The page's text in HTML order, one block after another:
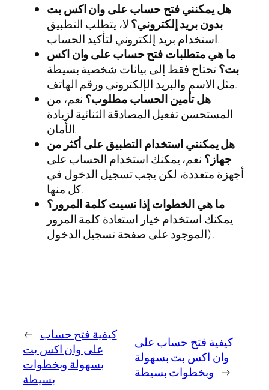
هل يمكنني فتح حساب على وان اكس بت
بدون بريد إلكتروني؟ لا، يتطلب التطبيق
استخدام بريد إلكتروني لتأكيد الحساب.
ما هي متطلبات فتح حساب على وان اكس
بت؟تحتاج فقط إلى بيانات شخصية بسيطة
مثل الاسم والبريد الإلكتروني ورقم الهاتف.
هل تأمين الحساب مطلوب؟ نعم، من
المستحسن تفعيل المصادقة الثنائية لزيادة
الأمان.
هل يمكنني استخدام التطبيق على أكثر من
جهاز؟ نعم، يمكنك استخدام الحساب على
أجهزة متعددة، لكن يجب تسجيل الدخول في
كل منها.
ما هي الخطوات إذا نسيت كلمة المرور؟
يمكنك استخدام خيار استعادة كلمة المرور
الموجود على صفحة تسجيل الدخول).
← كيفية فتح حساب
على وان اكس بت
بسهولة وبخطوات
بسيطة
كيفية فتح حساب على
وان اكس بت بسهولة
وبخطوات بسيطة →